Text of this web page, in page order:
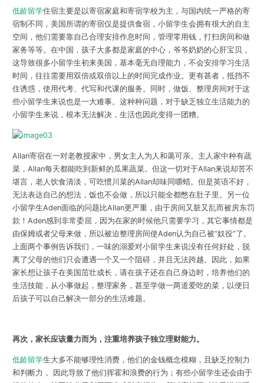
低龄留学住宿主要是以寄宿家庭和寄宿学校为主，与国内统一严格的寄
宿制不同，美国所谓的寄宿仅是提供食宿，小留学生会拥有很大的自主
空间，他们需要靠自己合理安排作息时间，管理零用钱，打扫房间和做
家务等等。在中国，孩子大多都是家庭的中心，爷爷奶奶的心肝宝贝，
这导致很多小留学生初来美国，基本毫无自理能力，不会安排学习生活
时间，往往需要用双倍或双倍以上的时间完成作业。更有甚者，抵挡不
住诱惑，使用代考、代写和代课的服务。同时，做饭、整理房间对于这
些小留学生来说也是一大难事。这种种问题，对于缺乏独立生活能力的
小留学生来说，根本无法解决，生活也因此变得一团糟。
Allan寄宿在一对老教授家中，男女主人为人和蔼可亲。主人家中种有蔬
菜，Allan每天都能吃到新鲜的瓜果蔬菜。但这一切对于Allan来说却苦不
堪言，老人饮食清淡，可吃惯川菜的Allan却味同嚼蜡。但是英语不好，
无法表达自己的想法，饭也不会做，所以只能全都憋在肚子里。另一位
小留学生Aden面临的问题比Allan更严重，由于房间又脏又乱而被房东罚
款！Aden感到非常委屈，因为在家的时候他只需要学习，其它事情都是
由保姆或者父母来做，所以被迫整理房间使Aden认为自己被“奴役”了。
上面两个事例告诉我们，一味的溺爱对小留学生来说没有任何好处，脱
离了父母的他们只会遭遇一个又一个阻碍，并且无法跨越。因此，如果
家长想让孩子在美国茁壮成长，请在孩子还在自己身边时，培养他们的
生活技能，从小事做起，整理家务，甚至学做一两道爱吃的菜，以便日
后孩子可以自己解决一部分的生活难题。
再次，家长应该量力而为，注重培养孩子独立理财能力。
低龄留学生大多不能够理性消费，他们的金钱概念模糊，且缺乏控制力
和判断力， 因此导致了他们挥霍和浪费的行为；有些小留学生还会由于